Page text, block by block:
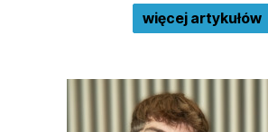
więcej artykułów